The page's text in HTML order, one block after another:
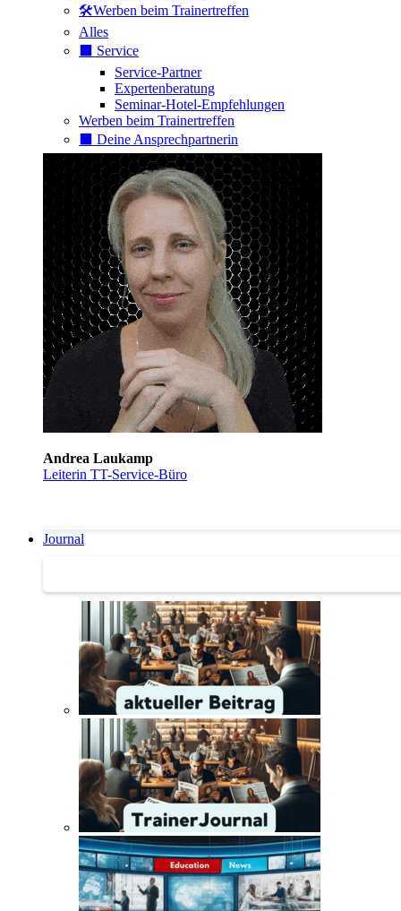
🛠️Werben beim Trainertreffen
Alles
⬛️ Service
Service-Partner
Expertenberatung
Seminar-Hotel-Empfehlungen
Werben beim Trainertreffen
⬛️ Deine Ansprechpartnerin
Andrea Laukamp
Leiterin TT-Service-Büro
Journal